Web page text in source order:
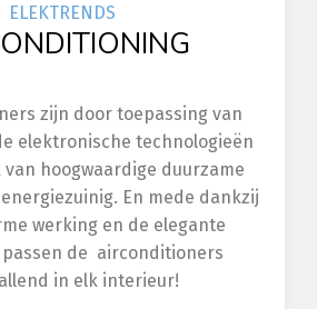
ELEKTRENDS
zijn door toepassing van
elektronische technologieën
hoogwaardige duurzame
En mede dankzij
werking en de elegante
de airconditioners
in elk interieur!